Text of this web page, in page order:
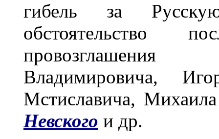
гибель за
обстоятельство
Владимировича,
Мстиславича,
Невского и др.